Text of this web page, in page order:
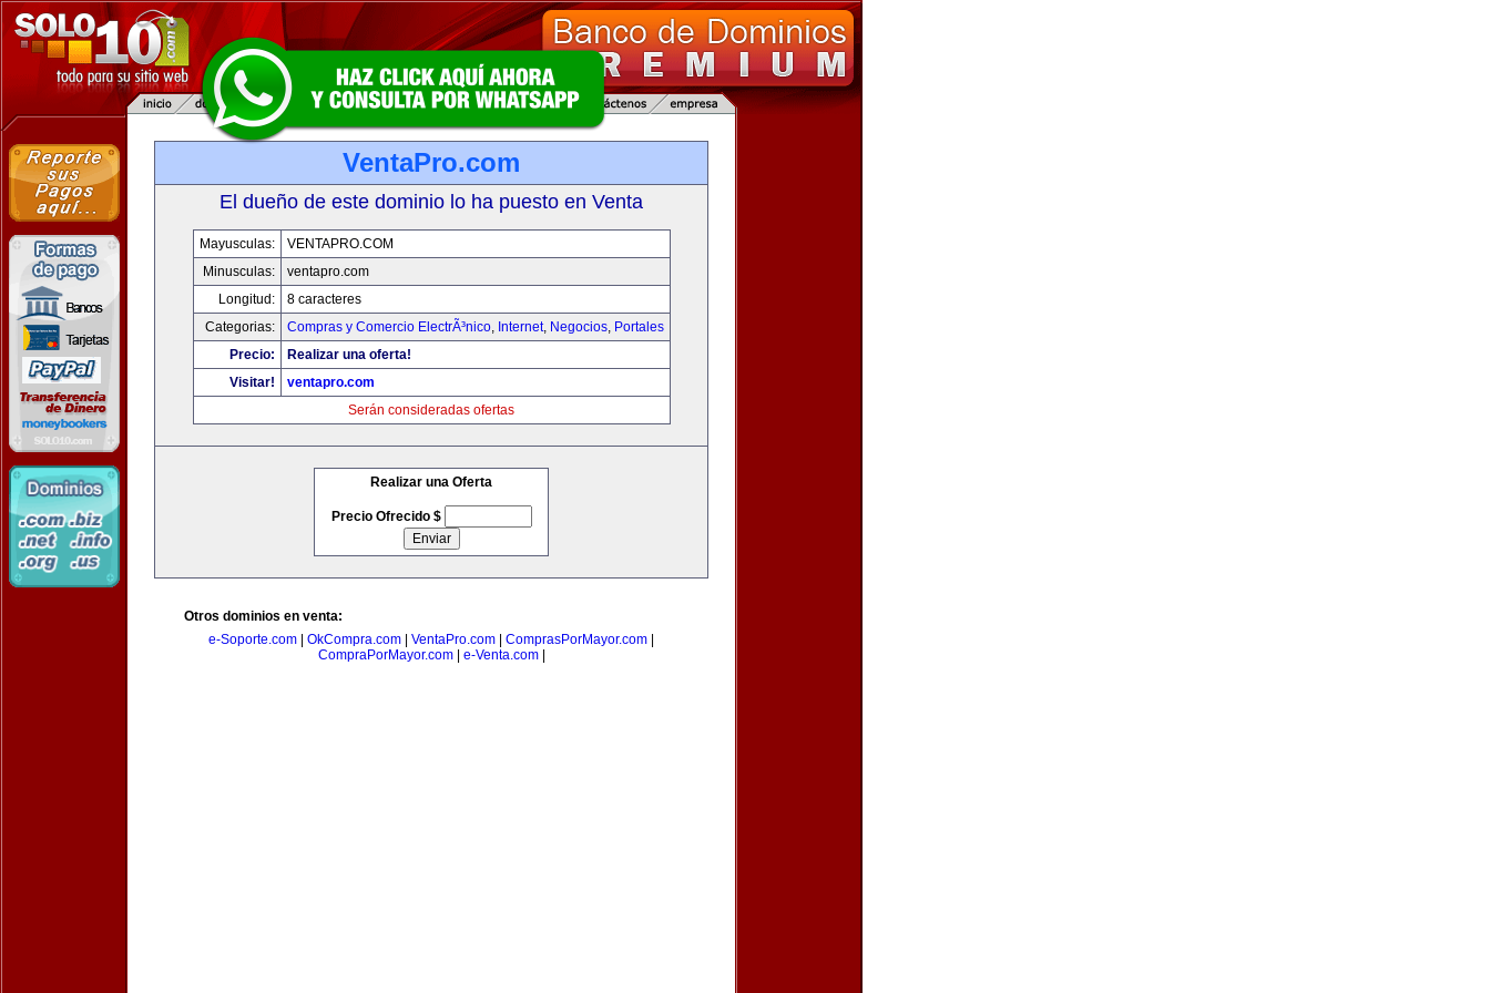
VentaPro.com
El dueño de este dominio lo ha puesto en Venta
Mayusculas:
VENTAPRO.COM
Minusculas:
ventapro.com
Longitud:
8 caracteres
Categorias:
Compras y Comercio ElectrÃ³nico, Internet, Negocios, Portales
Precio:
Realizar una oferta!
Visitar!
ventapro.com
Serán consideradas ofertas
Realizar una Oferta
Precio Ofrecido $
Otros dominios en venta:
e-Soporte.com
OkCompra.com VentaPro.com ComprasPorMayor.com
CompraPorMayor.com| e-Venta.com|